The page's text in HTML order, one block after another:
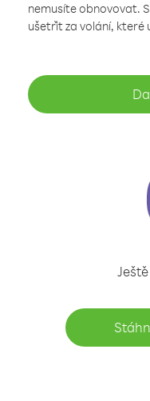
nemusíte obnovovat.
ušetřit za volání, které